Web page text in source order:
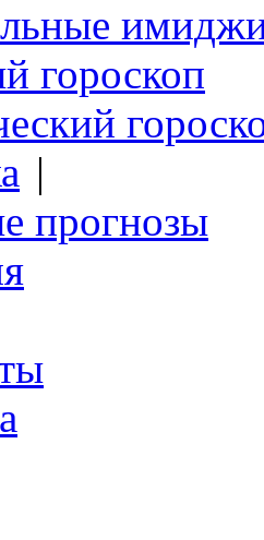
гороскоп
|
прогнозы